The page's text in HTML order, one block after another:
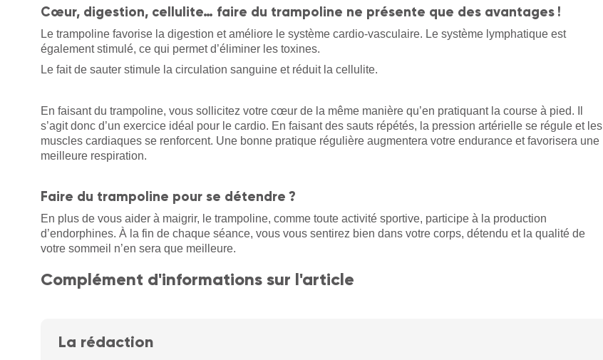
Cœur, digestion, cellulite… faire du trampoline ne présente que des avantages !
Le trampoline favorise la digestion et améliore le système cardio-vasculaire. Le système lymphatique est
également stimulé, ce qui permet d’éliminer les toxines.
Le fait de sauter stimule la circulation sanguine et réduit la cellulite.
En faisant du trampoline, vous sollicitez votre cœur de la même manière qu’en pratiquant la course à pied. Il
s’agit donc d’un exercice idéal pour le cardio. En faisant des sauts répétés, la pression artérielle se régule et les
muscles cardiaques se renforcent. Une bonne pratique régulière augmentera votre endurance et favorisera une
meilleure respiration.
Faire du trampoline pour se détendre ?
En plus de vous aider à maigrir, le trampoline, comme toute activité sportive, participe à la production
d’endorphines. À la fin de chaque séance, vous vous sentirez bien dans votre corps, détendu et la qualité de
votre sommeil n’en sera que meilleure.
Complément d'informations sur l'article
La rédaction